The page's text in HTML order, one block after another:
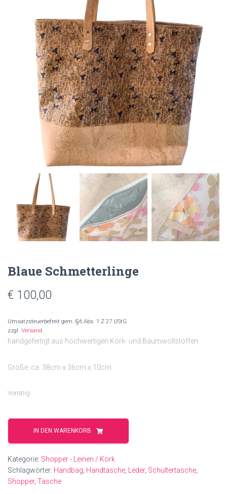
Blaue Schmetterlinge
€ 100,00
Umsatzsteuerbefreit gem. §6 Abs. 1 Z 27 UStG
zzgl. Versand
handgefertigt aus hochwertigen Kork- und Baumwollstoffen
Größe: ca. 38cm x 36cm x 10cm
Vorrätig
Blaue
Schmetterlinge
Menge
IN DEN WARENKORB
Kategorie: Shopper - Leinen / Kork
Schlagwörter: Handbag Handtasche Leder, Schultertasche
Shopper, Tasche